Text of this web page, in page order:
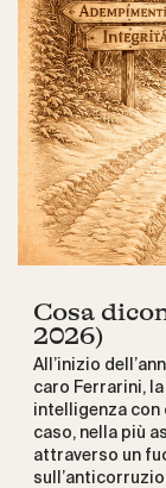
Cosa
2026)
All’inizio
caro Ferrarini,
intelligenza con
caso, nella più
attraverso un